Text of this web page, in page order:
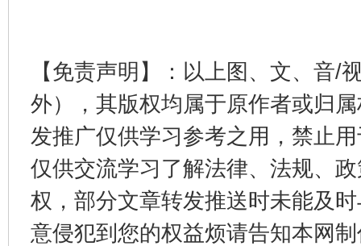
【免责声明】：以上图、文、音/
外），其版权均属于原作者或归
发推广仅供学习参考之用，禁止
仅供交流学习了解法律、法规、
权，部分文章转发推送时未能及
意侵犯到您的权益烦请告知本网